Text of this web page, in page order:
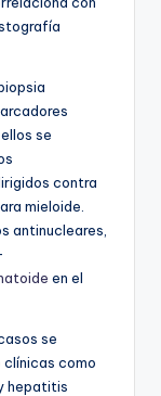
se
contra
mieloide.
antinucleares,
en el
se
como
hepatitis